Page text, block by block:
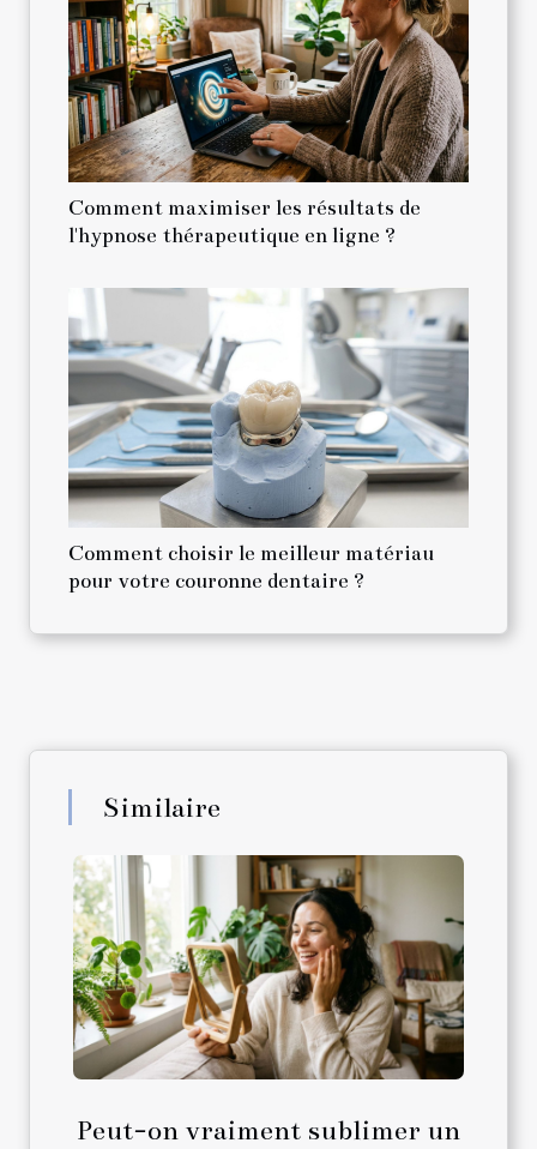
Comment maximiser les résultats de
l'hypnose thérapeutique en ligne ?
Comment choisir le meilleur matériau
pour votre couronne dentaire ?
Similaire
Peut-on vraiment sublimer un